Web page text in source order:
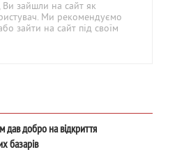
зайшли на сайт як
Ми рекомендуємо
зайти на сайт під своїм
дав добро на відкриття
базарів